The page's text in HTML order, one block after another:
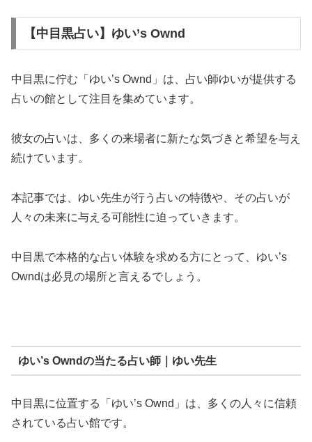
【中目黒占い】ゆい’s Ownd
中目黒に佇む「ゆい’s Ownd」は、占い師ゆいが提供する
占いの館として注目を集めています。
彼女の占いは、多くの来場者に新たな気づきと希望を与え
続けています。
本記事では、ゆい先生が行う占いの特徴や、その占いが
人々の未来に与える可能性に迫っていきます。
中目黒で本格的な占い体験を求める方にとって、ゆい’s
Owndは必見の場所と言えるでしょう。
ゆい’s Owndの当たる占い師｜ゆい先生
中目黒に位置する「ゆい’s Ownd」は、多くの人々に信頼
されている占い館です。